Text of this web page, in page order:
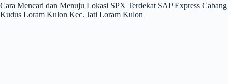
Cara Mencari dan Menuju Lokasi SPX Terdekat SAP Express Cabang
Kudus Loram Kulon Kec. Jati Loram Kulon